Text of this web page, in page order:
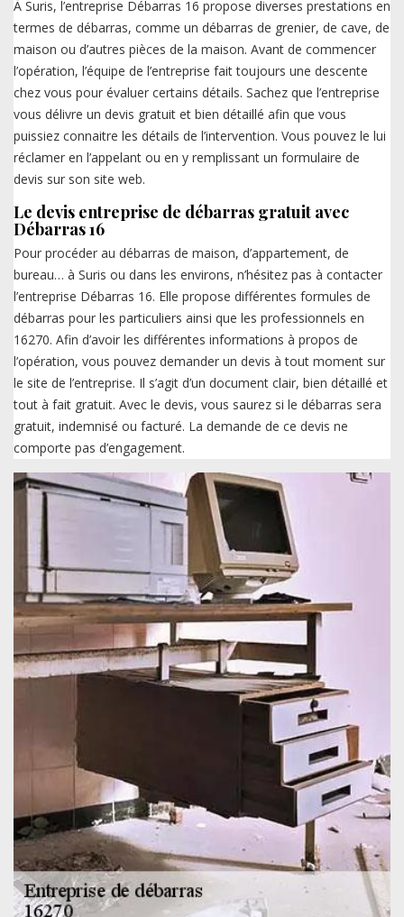
À Suris, l’entreprise Débarras 16 propose diverses prestations en
termes de débarras, comme un débarras de grenier, de cave, de
maison ou d’autres pièces de la maison. Avant de commencer
l’opération, l’équipe de l’entreprise fait toujours une descente
chez vous pour évaluer certains détails. Sachez que l’entreprise
vous délivre un devis gratuit et bien détaillé afin que vous
puissiez connaitre les détails de l’intervention. Vous pouvez le lui
réclamer en l’appelant ou en y remplissant un formulaire de
devis sur son site web.
Le devis entreprise de débarras gratuit avec
Débarras 16
Pour procéder au débarras de maison, d’appartement, de
bureau… à Suris ou dans les environs, n’hésitez pas à contacter
l’entreprise Débarras 16. Elle propose différentes formules de
débarras pour les particuliers ainsi que les professionnels en
16270. Afin d’avoir les différentes informations à propos de
l’opération, vous pouvez demander un devis à tout moment sur
le site de l’entreprise. Il s’agit d’un document clair, bien détaillé et
tout à fait gratuit. Avec le devis, vous saurez si le débarras sera
gratuit, indemnisé ou facturé. La demande de ce devis ne
comporte pas d’engagement.